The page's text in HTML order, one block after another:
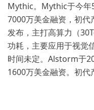
Mythic。Mythic于今年
7000万美金融资，初代
发布，主打高算力（
功耗，主要应用于视觉
时间未定。Alstorm于
1600万美金融资。初代